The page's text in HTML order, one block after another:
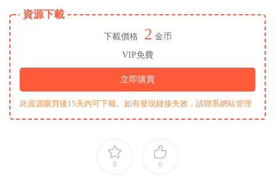
資源下載
下載價格 2 金币
VIP免費
立即購買
此資源購買後15天内可下載。如有發現鏈接失效，請聯系網站管理
0 0